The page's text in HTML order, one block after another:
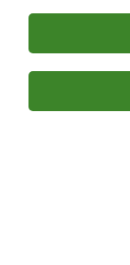
è giunta dalle
Queste le